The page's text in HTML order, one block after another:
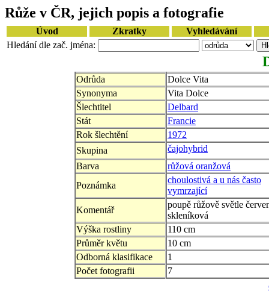
Růže v ČR, jejich popis a fotografie
Úvod Zkratky
Vyhledávání
Hledání dle zač. jména:
Odrůda
Dolce Vita
Synonyma
Vita Dolce
Šlechtitel
Delbard
Stát
Francie
Rok šlechtění
1972
Skupina
čajohybrid
Barva
růžová oranžová
Poznámka
choulostivá a u nás často
vymrzající
Komentář
poupě růžově světle
skleníková
Výška rostliny
110 cm
Průměr květu
10 cm
Odborná klasifikace
1
Počet fotografii
7